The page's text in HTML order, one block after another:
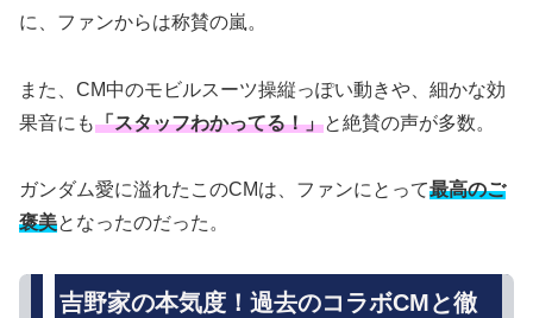
に、ファンからは称賛の嵐。
また、CM中のモビルスーツ操縦っぽい動きや、細かな効
果音にも「スタッフわかってる！」と絶賛の声が多数。
ガンダム愛に溢れたこのCMは、ファンにとって最高のご
褒美となったのだった。
吉野家の本気度！過去のコラボCMと徹